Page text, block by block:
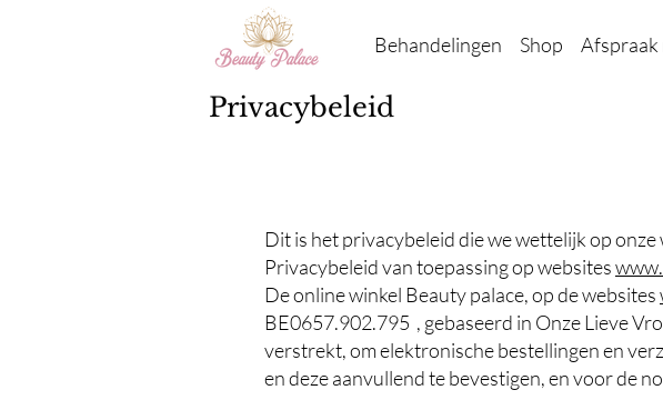
Behandelingen Shop Afspraak
Privacybeleid
Dit is het privacybeleid die we wettelijk op
Privacybeleid van toepassing op websites
De online winkel Beauty palace, op de websites
BE0657.902.795 , gebaseerd in Onze Lieve
verstrekt, om elektronische bestellingen en
en deze aanvullend te bevestigen, en voor de